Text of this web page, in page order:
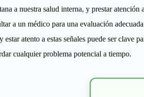
a nuestra salud interna, y prestar
a un médico para una evaluación
estar atento a estas señales puede ser clave
cualquier problema potencial a tiempo.